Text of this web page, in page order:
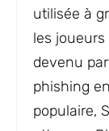
utilisée à
les
devenu
phishing
populaire,